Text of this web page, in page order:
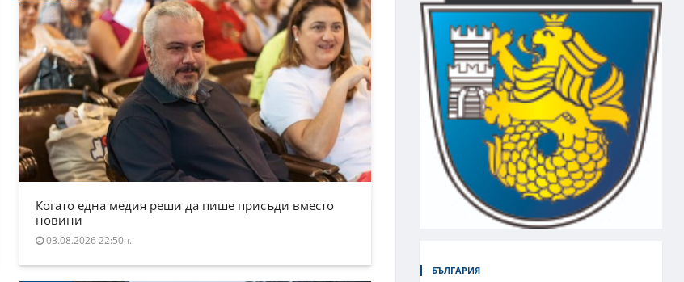
Когато една медия реши да пише присъди вместо
новини
03.08.2026 22:50ч.
БЪЛГАРИЯ